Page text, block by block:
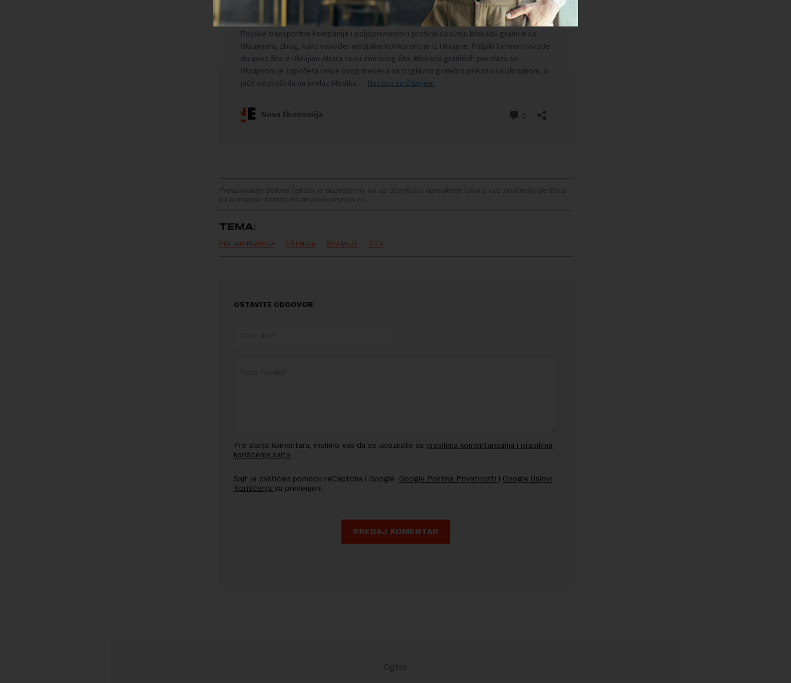
Preuzimanje delova teksta je dozvoljeno, ali uz obavezno navođenje izvora i uz postavljanje linka
ka izvornom tekstu na novaekonomija.rs
TEMA:
POLJOPRIVREDA PŠENICA SEJANJE ŽITA
OSTAVITE ODGOVOR
Pre slanja komentara, molimo vas da se upoznate sa pravilima komentarisanja i pravilima
korišćenja sajta.
Sajt je zaštićen pomocu reCaptcha i Google. Google Politika Privatnosti i Google Uslovi
Korišćenja su primenjeni.